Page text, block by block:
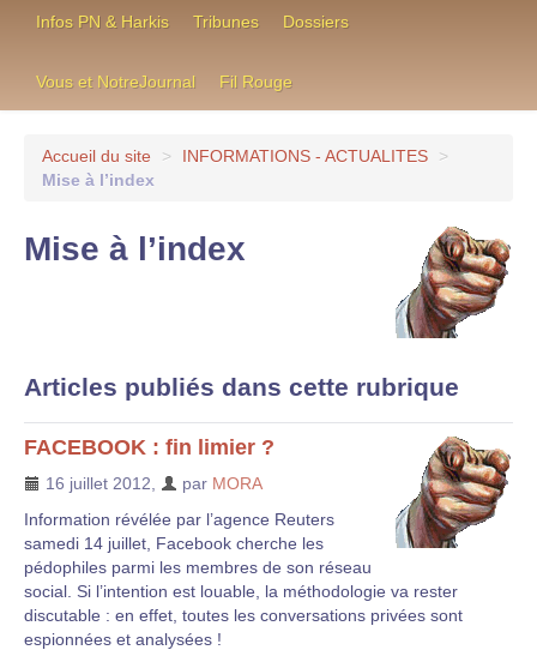
Infos PN & Harkis Tribunes Dossiers
Vous et NotreJournal Fil Rouge
Accueil du site > INFORMATIONS - ACTUALITES
>
Mise à l’index
Mise à l’index
Articles publiés dans cette rubrique
FACEBOOK : fin limier ?
16 juillet 2012 par MORA
Information révélée par l’agence Reuters
samedi 14 juillet, Facebook cherche les
pédophiles parmi les membres de son réseau
social. Si l’intention est louable, la méthodologie va rester
discutable : en effet, toutes les conversations privées sont
espionnées et analysées !